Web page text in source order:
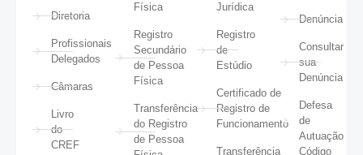
Diretoria
Profissionais
Delegados
Câmaras
Livro
do
CREF
Física
Registro
Secundário
de Pessoa
Física
Transferência
do Registro
de Pessoa
Jurídica
Registro
de
Estúdio
Certificado de
Registro de
Funcionamento
Transferência
Denúncia
Consultar
sua
Denúncia
Defesa
de
Autuação
Código